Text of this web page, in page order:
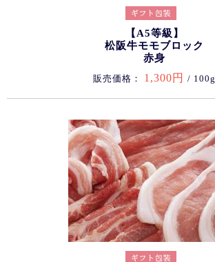
【A5等級】
松阪牛モモブロック
赤身
販売価格： 1,300円 / 100g